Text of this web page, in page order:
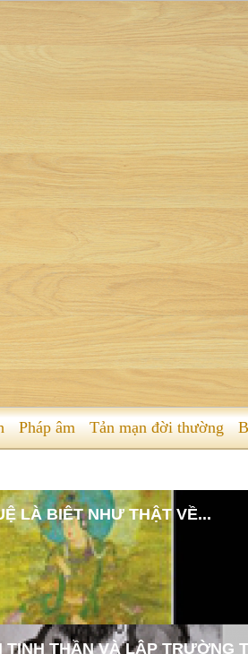
Pháp âm Tản mạn đời thường
LÀ BIÊT NHƯ THẬT VỀ...
TINH THẦN VÀ LẬP TRƯỜNG